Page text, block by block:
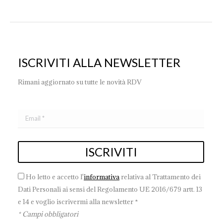
ISCRIVITI ALLA NEWSLETTER
Rimani aggiornato su tutte le novità RDV
Ho letto e accetto l'informativa relativa al Trattamento dei
Dati Personali ai sensi del Regolamento UE 2016/679 artt. 13
e 14 e voglio iscrivermi alla newsletter *
* Campi obbligatori